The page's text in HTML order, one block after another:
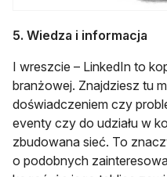
5. Wiedza i informacja
I wreszcie – LinkedIn to
branżowej. Znajdziesz tu
doświadczeniem czy
eventy czy do udziału w
zbudowana sieć. To
o podobnych